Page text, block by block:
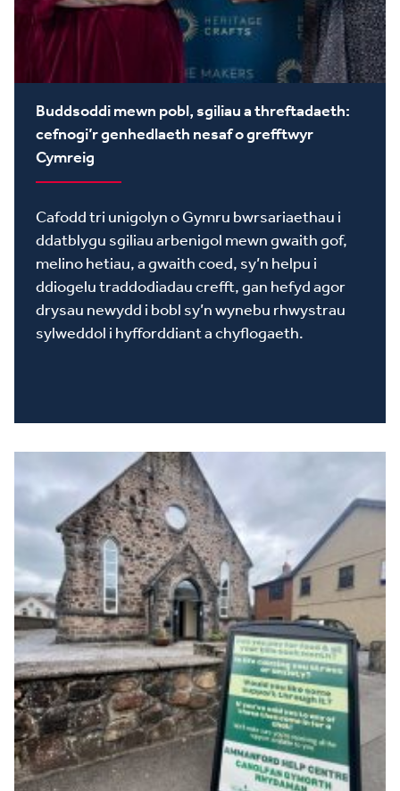
Buddsoddi mewn pobl, sgiliau a threftadaeth:
cefnogi’r genhedlaeth nesaf o grefftwyr
Cymreig
Cafodd tri unigolyn o Gymru bwrsariaethau i
ddatblygu sgiliau arbenigol mewn gwaith gof,
melino hetiau, a gwaith coed, sy’n helpu i
ddiogelu traddodiadau crefft, gan hefyd agor
drysau newydd i bobl sy’n wynebu rhwystrau
sylweddol i hyfforddiant a chyflogaeth.